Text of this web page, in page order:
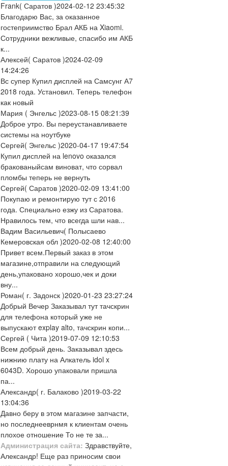
Frank( Саратов )2024-02-12 23:45:32
Благодарю Вас, за оказанное
гостеприимство Брал АКБ на Xiaomi.
Сотрудники вежливые, спасибо им АКБ
к...
Алексей( Саратов )2024-02-09
14:24:26
Вс супер Купил дисплей на Самсунг А7
2018 года. Установил. Теперь телефон
как новый
Мария ( Энгельс )2023-08-15 08:21:39
Доброе утро. Вы переустанавливаете
системы на ноутбуке
Сергей( Энгельс )2020-04-17 19:47:54
Купил дисплей на lenovo оказался
бракованыйсам виноват, что сорвал
пломбы теперь не вернуть
Сергей( Саратов )2020-02-09 13:41:00
Покупаю и ремонтирую тут с 2016
года. Специально езжу из Саратова.
Нравилось тем, что всегда шли нав...
Вадим Васильевич( Полысаево
Кемеровская обл )2020-02-08 12:40:00
Привет всем.Первый заказ в этом
магазине,отправили на следующий
день,упаковано хорошо,чек и доки
вну...
Роман( г. Задонск )2020-01-23 23:27:24
Добрый Вечер Заказывал тут тачскрин
для телефона который уже не
выпускают explay alto, тачскрин копи...
Сергей ( Чита )2019-07-09 12:10:53
Всем добрый день. Заказывал здесь
нижнию плату на Алкатель idol x
6043D. Хорошо упаковали пришла
па...
Александр( г. Балаково )2019-03-22
13:04:36
Давно беру в этом магазине запчасти,
но последнееврнмя к клиентам очень
плохое отношение То не те за...
Администрация сайта: Здравствуйте,
Александр! Еще раз приносим свои